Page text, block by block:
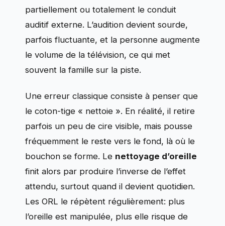
partiellement ou totalement le conduit
auditif externe. L’audition devient sourde,
parfois fluctuante, et la personne augmente
le volume de la télévision, ce qui met
souvent la famille sur la piste.
Une erreur classique consiste à penser que
le coton-tige « nettoie ». En réalité, il retire
parfois un peu de cire visible, mais pousse
fréquemment le reste vers le fond, là où le
bouchon se forme. Le nettoyage d’oreille
finit alors par produire l’inverse de l’effet
attendu, surtout quand il devient quotidien.
Les ORL le répètent régulièrement: plus
l’oreille est manipulée, plus elle risque de